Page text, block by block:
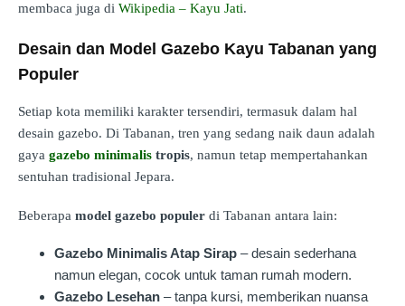
membaca juga di Wikipedia – Kayu Jati.
Desain dan Model Gazebo Kayu Tabanan yang
Populer
Setiap kota memiliki karakter tersendiri, termasuk dalam hal
desain gazebo. Di Tabanan, tren yang sedang naik daun adalah
gaya gazebo minimalis tropis, namun tetap mempertahankan
sentuhan tradisional Jepara.
Beberapa model gazebo populer di Tabanan antara lain:
Gazebo Minimalis Atap Sirap – desain sederhana
namun elegan, cocok untuk taman rumah modern.
Gazebo Lesehan – tanpa kursi, memberikan nuansa